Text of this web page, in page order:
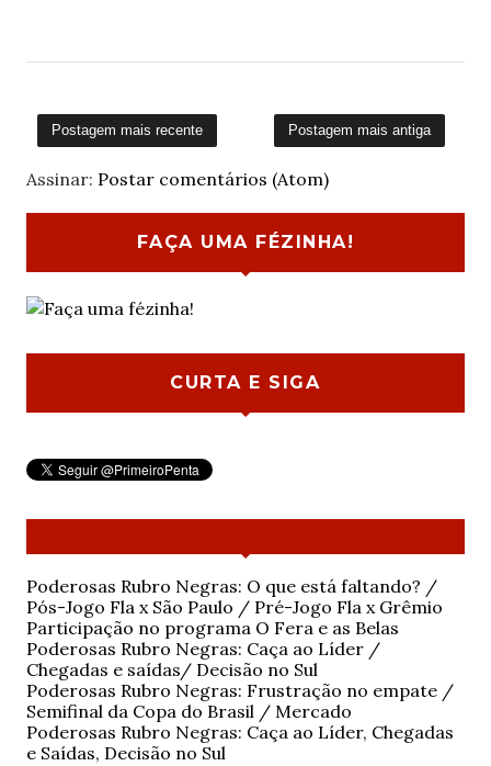
Postagem mais recente Postagem mais antiga
Assinar: Postar comentários (Atom)
FAÇA UMA FÉZINHA!
CURTA E SIGA
Poderosas Rubro Negras: O que está faltando? /
Pós-Jogo Fla x São Paulo / Pré-Jogo Fla x Grêmio
Participação no programa O Fera e as Belas
Poderosas Rubro Negras: Caça ao Líder /
Chegadas e saídas/ Decisão no Sul
Poderosas Rubro Negras: Frustração no empate /
Semifinal da Copa do Brasil / Mercado
Poderosas Rubro Negras: Caça ao Líder, Chegadas
e Saídas, Decisão no Sul